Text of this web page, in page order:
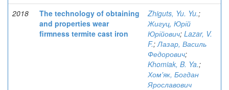
2018
The technology of obtaining
and properties wear
firmness termite cast iron
Zhiguts, Yu. Yu.;
Жигуц, Юрій
Юрійович; Lazar, V.
F.;Лазар, Василь
Федорович;
Khomiak, B. Ya.;
Хом'як, Богдан
Ярославович